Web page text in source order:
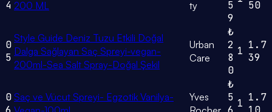
4 200 ML
ty
5
9
50
0
5
Style Guide Deniz Tuzu Etkili Doğal
Dalga Sağlayan Saç Spreyi-vegan-
200ml-Sea Salt Spray-Doğal Şekil
Urban
Care
₺
2
8
0
1 1.7
39
0 Saç ve Vücut Spreyi- Egzotik Vanilya-
Yves
₺
5 1 1.7